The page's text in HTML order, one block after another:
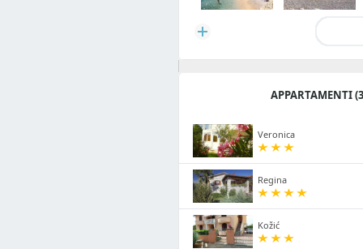
APPARTAMENTI
Veronica
Regina
Kožić